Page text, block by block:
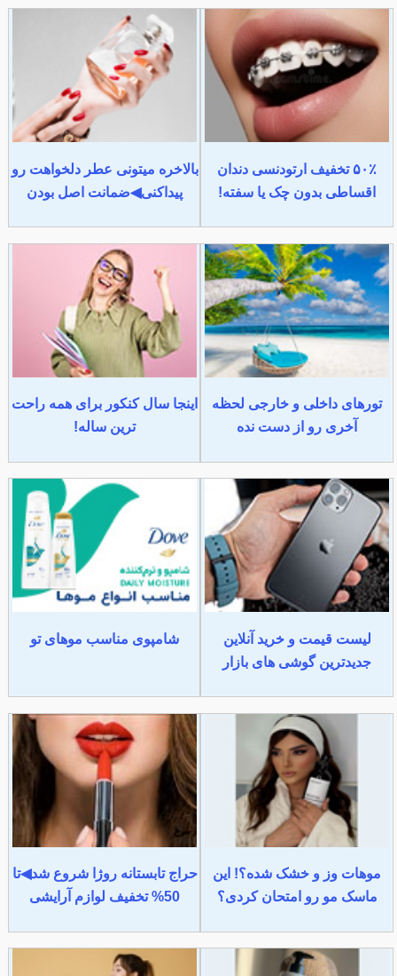
۵۰٪ تخفیف ارتودنسی دندان
اقساطی بدون چک یا سفته!
بالاخره میتونی عطر دلخواهت رو
پیداکنی◀ضمانت اصل بودن
تورهای داخلی و خارجی لحظه
آخری رو از دست نده
اینجا سال کنکور برای همه راحت
ترین ساله!
لیست قیمت و خرید آنلاین
جدیدترین گوشی های بازار
شامپوی مناسب موهای تو
موهات وز و خشک شده؟! این
ماسک مو رو امتحان کردی؟
حراج تابستانه روژا شروع شد◀تا
50% تخفیف لوازم آرایشی